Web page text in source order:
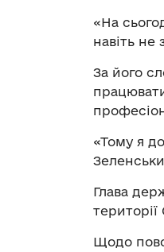
«На
навіть не
За його
«Тому я
Глава
Щодо